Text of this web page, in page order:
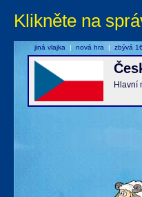
Klikněte na
Hlavní
jiná vlajka | nová hra | zbývá